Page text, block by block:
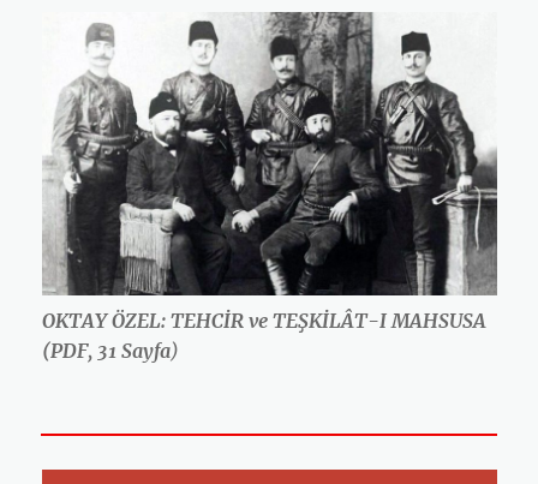
OKTAY ÖZEL: TEHCİR ve TEŞKİLÂT-I MAHSUSA
(PDF, 31 Sayfa)